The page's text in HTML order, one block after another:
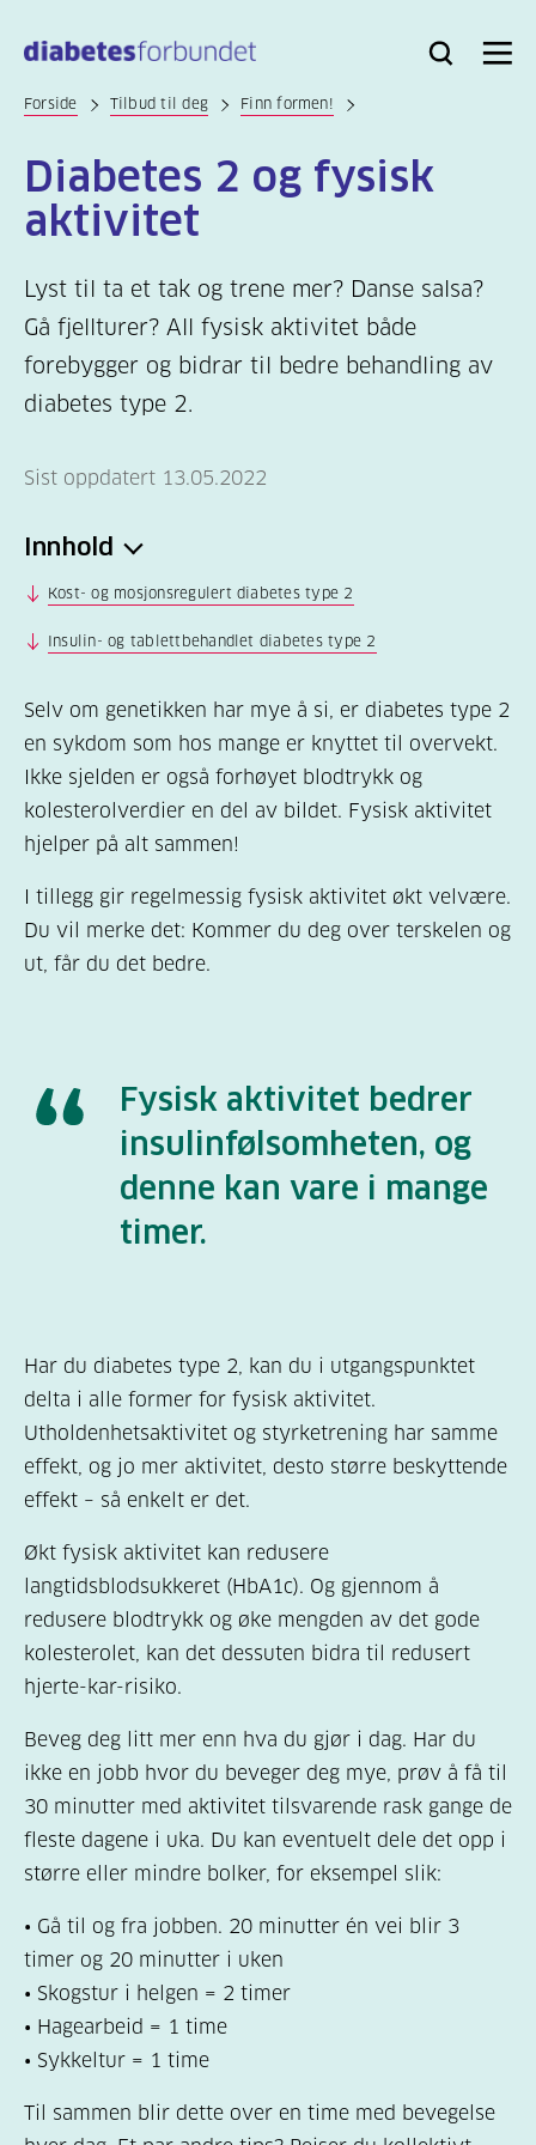
hovedinnhold
Bli
Logg
Søk Meny
Forside Tilbud til deg Finn formen!
Diabetes 2 og fysisk
aktivitet
Lyst til ta et tak og trene mer? Danse salsa?
Gå fjellturer? All fysisk aktivitet både
forebygger og bidrar til bedre behandling av
diabetes type 2.
Sist oppdatert 13.05.2022
Innhold
Kost- og mosjonsregulert diabetes type 2
Insulin- og tablettbehandlet diabetes type 2
Selv om genetikken har mye å si, er diabetes type 2
en sykdom som hos mange er knyttet til overvekt.
Ikke sjelden er også forhøyet blodtrykk og
kolesterolverdier en del av bildet. Fysisk aktivitet
hjelper på alt sammen!
I tillegg gir regelmessig fysisk aktivitet økt velvære.
Du vil merke det: Kommer du deg over terskelen og
ut, får du det bedre.
Fysisk aktivitet bedrer
insulinfølsomheten, og
denne kan vare i mange
timer.
Har du diabetes type 2, kan du i utgangspunktet
delta i alle former for fysisk aktivitet.
Utholdenhetsaktivitet og styrketrening har samme
effekt, og jo mer aktivitet, desto større beskyttende
effekt – så enkelt er det.
Økt fysisk aktivitet kan redusere
langtidsblodsukkeret (HbA1c). Og gjennom å
redusere blodtrykk og øke mengden av det gode
kolesterolet, kan det dessuten bidra til redusert
hjerte-kar-risiko.
Beveg deg litt mer enn hva du gjør i dag. Har du
ikke en jobb hvor du beveger deg mye, prøv å få til
30 minutter med aktivitet tilsvarende rask gange de
fleste dagene i uka. Du kan eventuelt dele det opp i
større eller mindre bolker, for eksempel slik:
• Gå til og fra jobben. 20 minutter én vei blir 3
timer og 20 minutter i uken
• Skogstur i helgen = 2 timer
• Hagearbeid = 1 time
• Sykkeltur = 1 time
Til sammen blir dette over en time med bevegelse